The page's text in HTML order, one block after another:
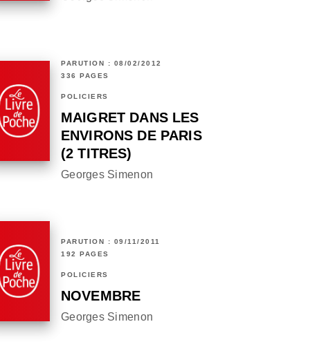
PARUTION : 08/02/2012
336 PAGES
POLICIERS
MAIGRET DANS LES
ENVIRONS DE PARIS
(2 TITRES)
Georges Simenon
PARUTION : 09/11/2011
192 PAGES
POLICIERS
NOVEMBRE
Georges Simenon